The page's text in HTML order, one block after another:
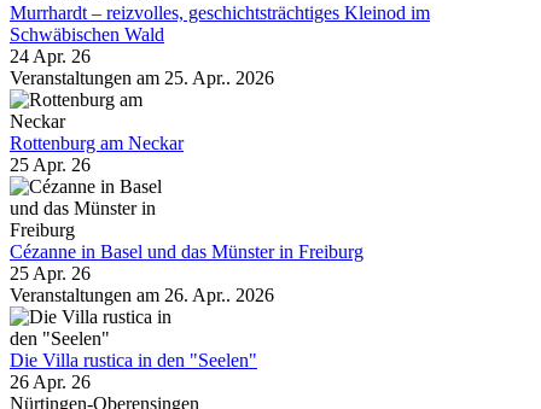
Murrhardt – reizvolles, geschichtsträchtiges Kleinod im
Schwäbischen Wald
24 Apr. 26
Veranstaltungen am 25. Apr.. 2026
Rottenburg am Neckar
25 Apr. 26
Cézanne in Basel und das Münster in Freiburg
25 Apr. 26
Veranstaltungen am 26. Apr.. 2026
Die Villa rustica in den "Seelen"
26 Apr. 26
Nürtingen-Oberensingen